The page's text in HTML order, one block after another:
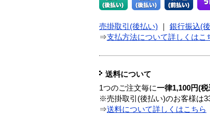
売掛取引(後払い) 銀行振込(
⇒支払方法について詳しくはこ
送料について
1つのご注文毎に一律1,100円(税
※売掛取引(後払い)のお客様は
⇒送料について詳しくはこちら